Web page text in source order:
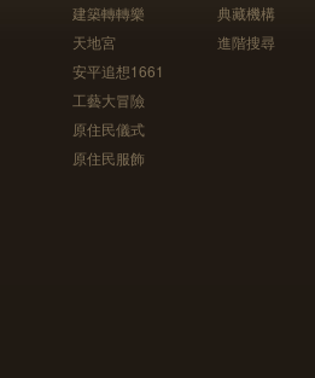
建築轉轉樂
天地宮
安平追想1661
工藝大冒險
原住民儀式
原住民服飾
典藏機構
進階搜尋